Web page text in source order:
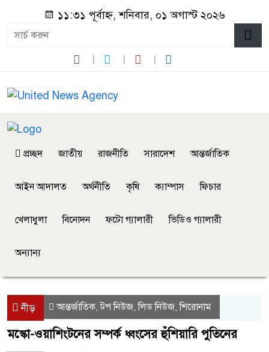
১১:৩১ পূর্বাহ্ন, শনিবার, ০১ অগাস্ট ২০২৬
প্রচ্ছদ জাতীয় রাজনীতি সারাদেশ আন্তর্জাতিক
আইন আদালত অর্থনীতি কৃষি ক্যাম্পাস ফিচার
খেলাধুলা বিনোদন ফটো গ্যালারী ভিডিও গ্যালারী
অন্যান্য
নীড় আন্তর্জাতিক ,টপ নিউজ ,লিড নিউজ ,শিরোনাম
মস্কো-ওয়াশিংটনের সম্পর্ক ধ্বংসের হুঁশিয়ারি পুতিনের